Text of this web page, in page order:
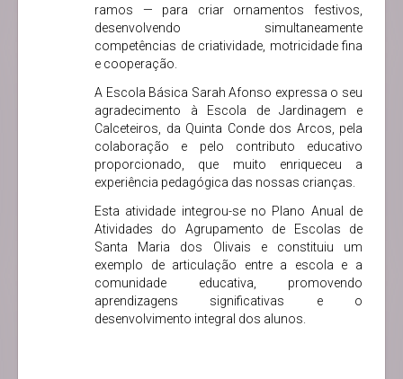
ramos — para criar ornamentos festivos,
desenvolvendo simultaneamente
competências de criatividade, motricidade fina
e cooperação.
A Escola Básica Sarah Afonso expressa o seu
agradecimento à Escola de Jardinagem e
Calceteiros, da Quinta Conde dos Arcos, pela
colaboração e pelo contributo educativo
proporcionado, que muito enriqueceu a
experiência pedagógica das nossas crianças.
Esta atividade integrou-se no Plano Anual de
Atividades do Agrupamento de Escolas de
Santa Maria dos Olivais e constituiu um
exemplo de articulação entre a escola e a
comunidade educativa, promovendo
aprendizagens significativas e o
desenvolvimento integral dos alunos.